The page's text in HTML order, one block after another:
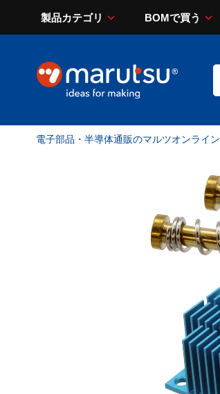
製品カテゴリ BOMで買う
電子部品・半導体通販のマルツオンライン